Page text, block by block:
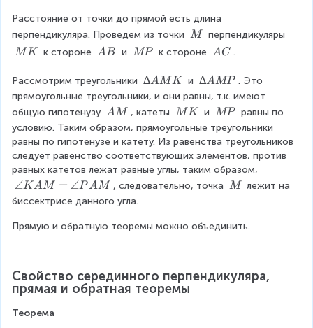
C
Расстояние от точки до прямой есть длина
перпендикуляра. Проведем из точки \
\
M перпендикуляры
\
M
K
MK к стороне \
A
B
AB и \
M
P
MP к стороне \
A
C
AC .
Рассмотрим треугольники ∆
A
M
∆AMK и ∆
A
M
∆AMP . Это
прямоугольные треугольники, и они равны, т.к. имеют
общую гипотенузу \
\
A
M
AM , катеты \
\
M
K
MK и \
\
M
P
MP
равны по
условию. Таким образом, прямоугольные треугольники
равны по гипотенузе и катету. Из равенства треугольников
следует равенство соответствующих элементов, против
равных катетов лежат равные углы, таким образом,
\
a
gl
A
M
=
\
∠KAM = ∠PAM , следовательно, точка \
M лежит на
биссектрисе данного угла.
Прямую и обратную теоремы можно объединить.
Свойство серединного перпендикуляра,
прямая и обратная теоремы
Теорема